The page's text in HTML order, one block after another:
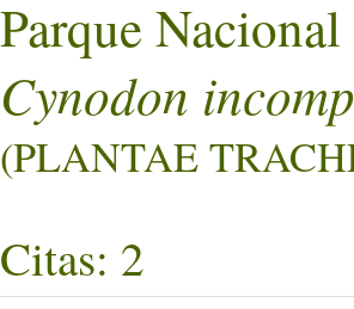
Parque
Cynodon
(PLANTAE
Citas: 2